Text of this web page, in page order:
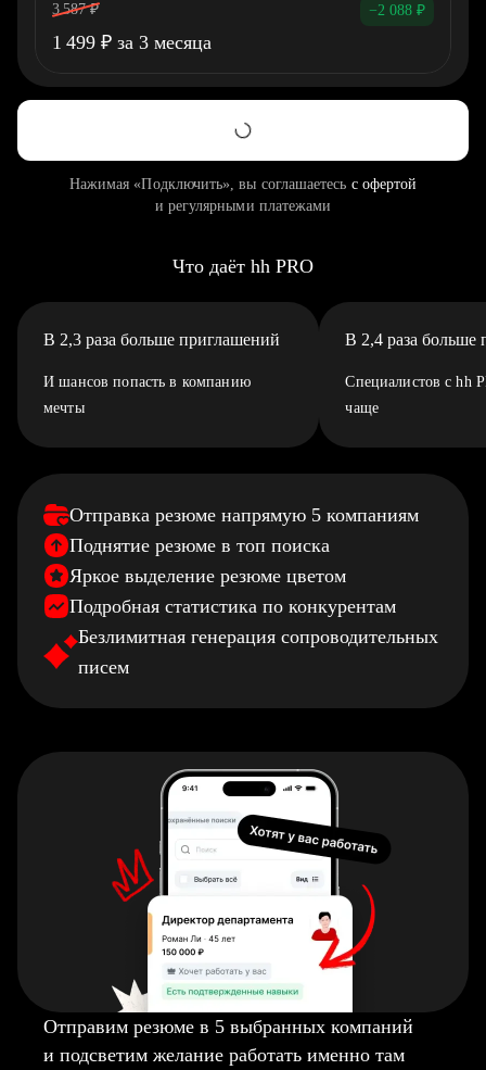
3 587 ₽ −2 088 ₽
1 499 ₽ за 3 месяца
Нажимая «Подключить», вы соглашаетесь с офертой
и регулярными платежами
Что даёт hh PRO
В 2,3 раза больше приглашений
И шансов попасть в компанию
мечты
В 2,4 раза больше
Специалистов с hh
чаще
Отправка резюме напрямую 5 компаниям
Поднятие резюме в топ поиска
Яркое выделение резюме цветом
Подробная статистика по конкурентам
Безлимитная генерация сопроводительных
писем
Отправим резюме в 5 выбранных компаний
и подсветим желание работать именно там